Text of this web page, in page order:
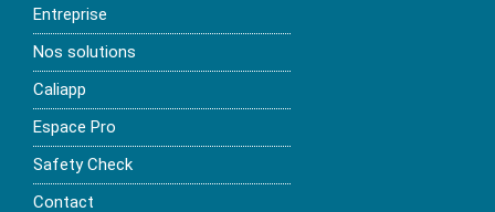
Entreprise
Nos solutions
Caliapp
Espace Pro
Safety Check
Contact